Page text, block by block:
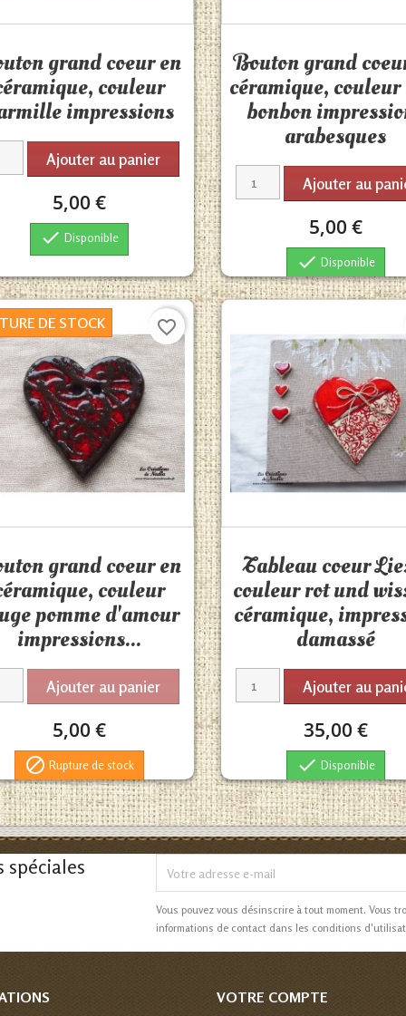
grand coeur en
couleur
impressions
Ajouter au panier
5,00 €
 Disponible
Bouton grand
céramique, couleur
bonbon
arabesques
Ajouter au
5,00 €
 Disponible
grand coeur en
couleur
pomme d'amour
impressions...
Ajouter au panier
5,00 €
 Rupture de stock
DE STOCK favorite_border
Tableau coeur
couleur rot und
céramique,
damassé
Ajouter au
35,00 €
 Disponible
spéciales
Vous pouvez vous désinscrire à tout moment. Vous
informations de contact dans les conditions
VOTRE COMPTE